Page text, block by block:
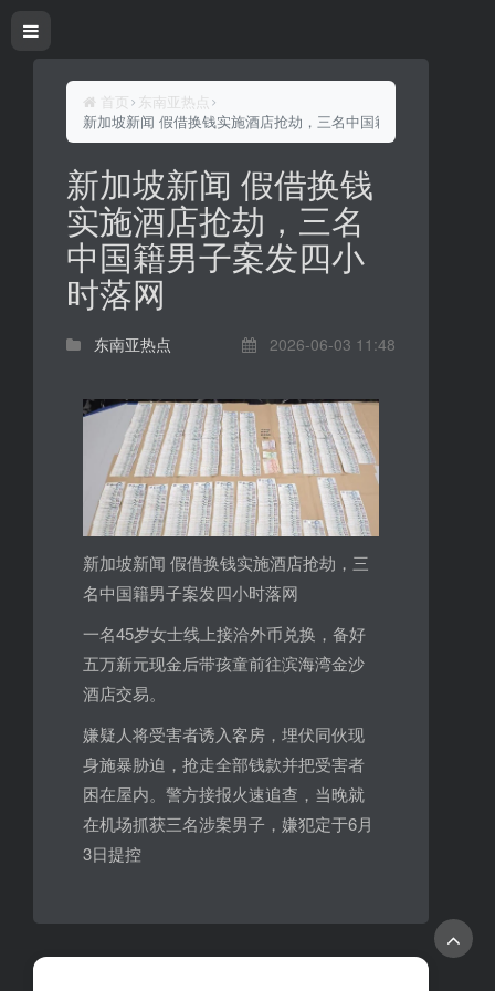
首页
东南亚热点
新加坡新闻 假借换钱实施酒店抢劫，三名中国籍男子案发四小时
新加坡新闻 假借换钱
实施酒店抢劫，三名
中国籍男子案发四小
时落网
东南亚热点 2026-06-03 11:48
新加坡新闻 假借换钱实施酒店抢劫，三
名中国籍男子案发四小时落网
一名45岁女士线上接洽外币兑换，备好
五万新元现金后带孩童前往滨海湾金沙
酒店交易。
嫌疑人将受害者诱入客房，埋伏同伙现
身施暴胁迫，抢走全部钱款并把受害者
困在屋内。警方接报火速追查，当晚就
在机场抓获三名涉案男子，嫌犯定于6月
3日提控